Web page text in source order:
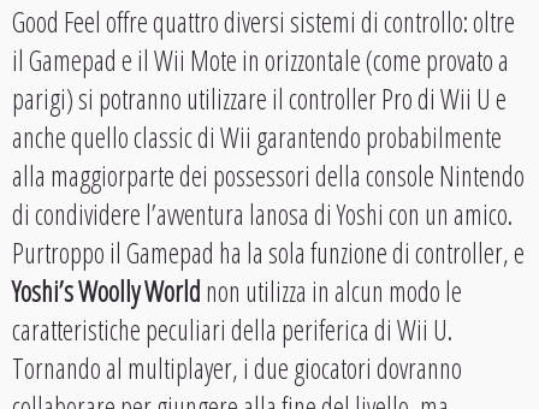
Good Feel offre quattro diversi sistemi di controllo: oltre
il Gamepad e il Wii Mote in orizzontale (come provato a
parigi) si potranno utilizzare il controller Pro di Wii U e
anche quello classic di Wii garantendo probabilmente
alla maggiorparte dei possessori della console Nintendo
di condividere l’avventura lanosa di Yoshi con un amico.
Purtroppo il Gamepad ha la sola funzione di controller, e
Yoshi’s Woolly Worldnon utilizza in alcun modo le
caratteristiche peculiari della periferica di Wii U.
Tornando al multiplayer, i due giocatori dovranno